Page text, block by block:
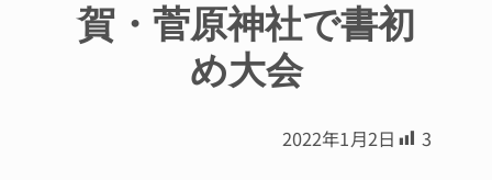
賀・菅原神社で書初
め大会
2022年1月2日 3